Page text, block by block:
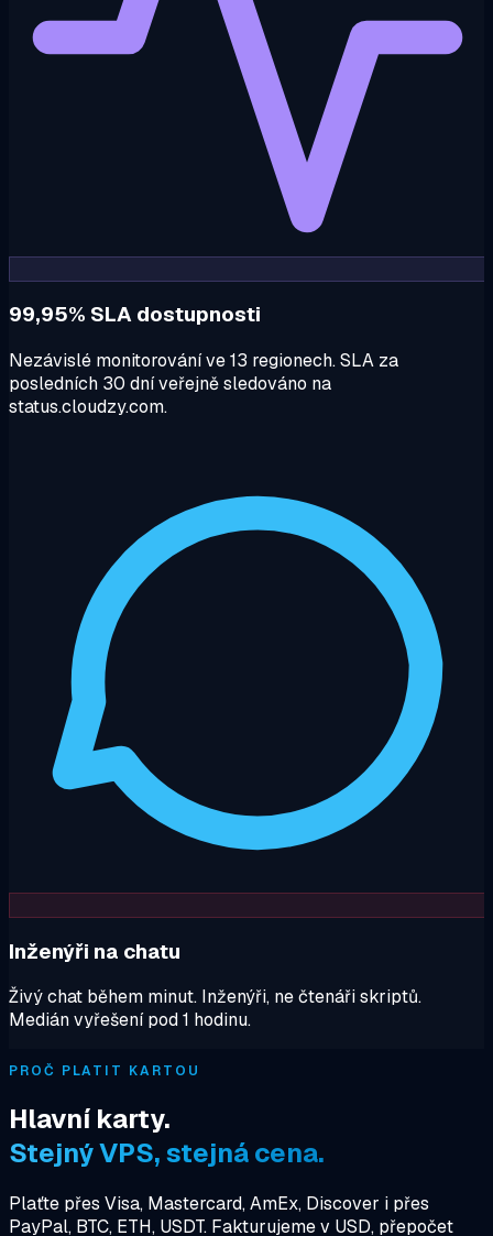
99,95% SLA dostupnosti
Nezávislé monitorování ve 13 regionech. SLA za
posledních 30 dní veřejně sledováno na
status.cloudzy.com.
Inženýři na chatu
Živý chat během minut. Inženýři, ne čtenáři skriptů.
Medián vyřešení pod 1 hodinu.
PROČ PLATIT KARTOU
Hlavní karty.
Stejný VPS, stejná cena.
Plaťte přes Visa, Mastercard, AmEx, Discover i přes
PayPal, BTC, ETH, USDT. Fakturujeme v USD, přepočet